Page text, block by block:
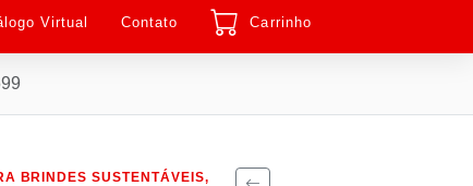
Virtual Contato Carrinho
BRINDES SUSTENTÁVEIS,